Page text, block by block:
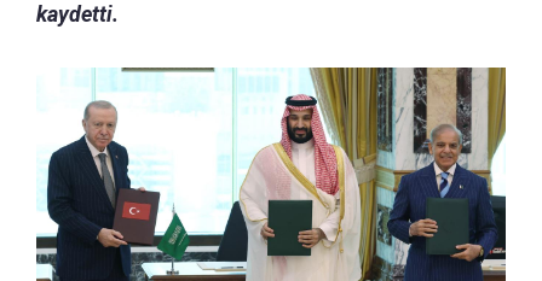
kaydetti.